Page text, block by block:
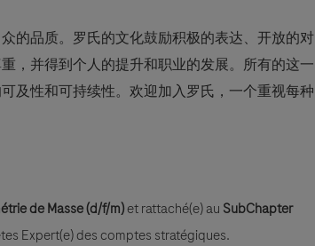
的品质。罗氏的文化鼓励积极的表达、开放的对
，并得到个人的提升和职业的发展。所有的这一
及性和可持续性。欢迎加入罗氏，一个重视每种
de Masse (d/f/m)et rattaché(e) au SubChapter
Expert(e) des comptes stratégiques.